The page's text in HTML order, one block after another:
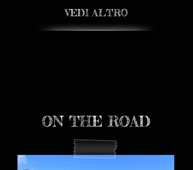
VEDI ALTRO
ON THE ROAD